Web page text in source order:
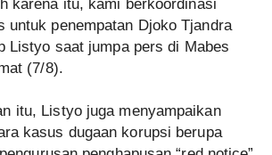
karena itu, kami berkoordinasi
untuk penempatan Djoko Tjandra
Listyo saat jumpa pers di Mabes
(7/8).
itu, Listyo juga menyampaikan
kasus dugaan korupsi berupa